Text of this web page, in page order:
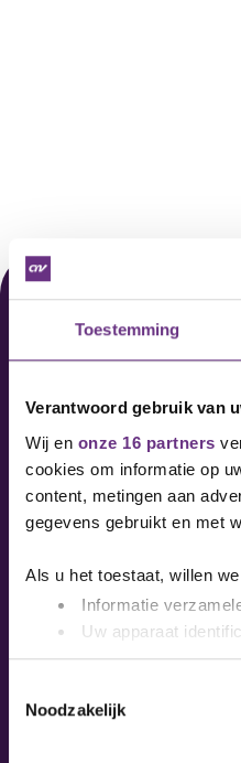
Toestemming
Verantwoord gebruik van
Wij en onze 16 partners
cookies om informatie op
content, metingen aan
gegevens gebruikt en met
Als u het toestaat, willen
Informatie
Uw apparaat
Lees meer over hoe uw
Noodzakelijk
Nieuwsbrief
Vacatures
CNV Internationaal
Cookies
Privacyverklaring
Statuten en reglementen